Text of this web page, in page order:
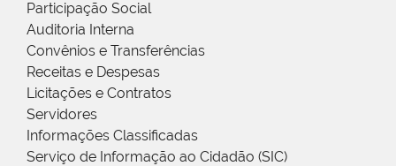
Participação Social
Auditoria Interna
Convênios e Transferências
Receitas e Despesas
Licitações e Contratos
Servidores
Informações Classificadas
Serviço de Informação ao Cidadão (SIC)